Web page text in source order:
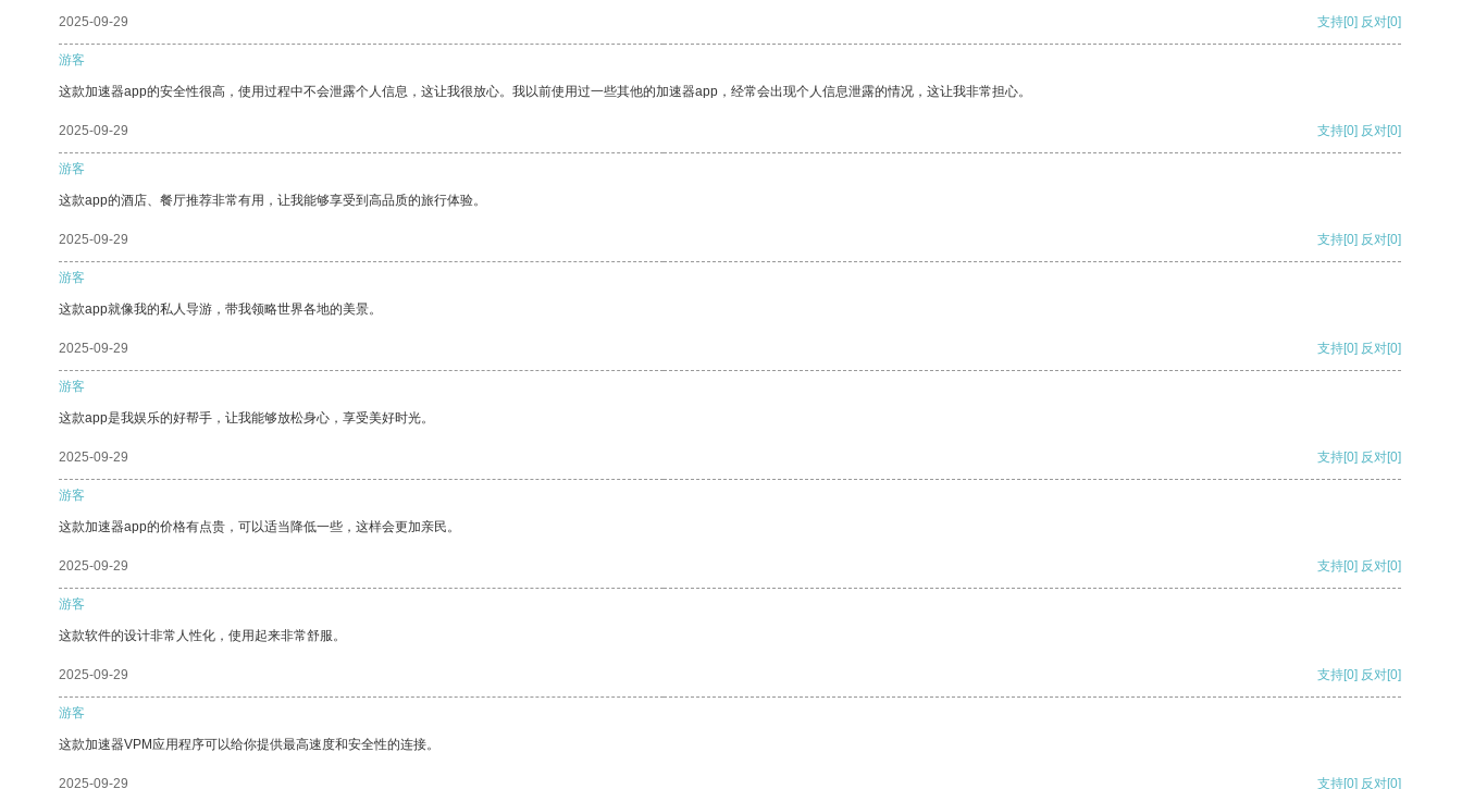
2025-09-29 支持[0] 反对[0]
游客
这款加速器app的安全性很高，使用过程中不会泄露个人信息，这让我很放心。我以前使用过一些其他的加速器app，经常会出现个人信息泄露的情况，这让我非常担心。
2025-09-29 支持[0] 反对[0]
游客
这款app的酒店、餐厅推荐非常有用，让我能够享受到高品质的旅行体验。
2025-09-29 支持[0] 反对[0]
游客
这款app就像我的私人导游，带我领略世界各地的美景。
2025-09-29 支持[0] 反对[0]
游客
这款app是我娱乐的好帮手，让我能够放松身心，享受美好时光。
2025-09-29 支持[0] 反对[0]
游客
这款加速器app的价格有点贵，可以适当降低一些，这样会更加亲民。
2025-09-29 支持[0] 反对[0]
游客
这款软件的设计非常人性化，使用起来非常舒服。
2025-09-29 支持[0] 反对[0]
游客
这款加速器VPM应用程序可以给你提供最高速度和安全性的连接。
2025-09-29 支持[0] 反对[0]